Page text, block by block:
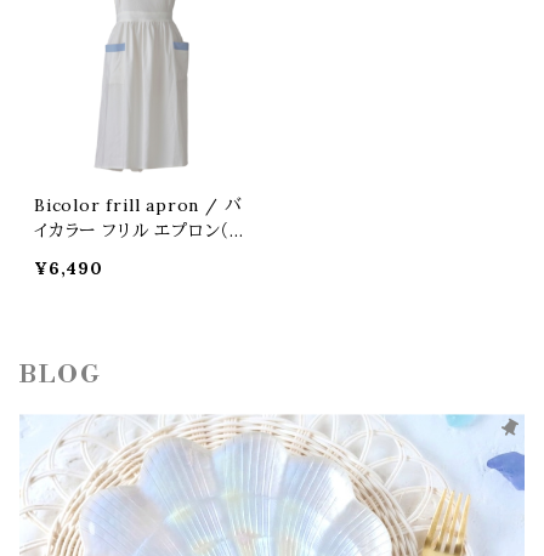
Bicolor frill apron / バ
イカラー フリル エプロン（ホ
¥6,490
BLOG